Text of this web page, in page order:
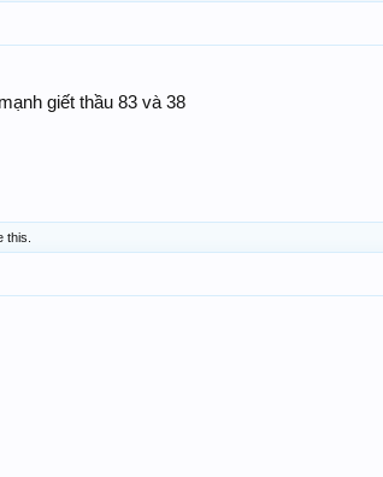
giết thầu 83 và 38
this.